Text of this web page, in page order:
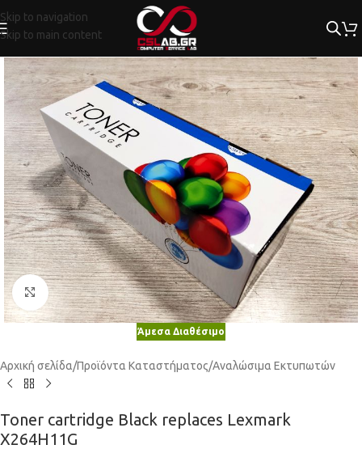
Skip to navigation
Skip to main content
Κλικ για μεγέθυνση
Άμεσα Διαθέσιμο
Αρχική σελίδα/Προϊόντα Καταστήματος/Αναλώσιμα Εκτυπωτών
Toner cartridge Black replaces Lexmark
X264H11G